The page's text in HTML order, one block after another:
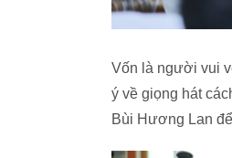
Vốn là người vui
ý về giọng hát
Bùi Hương Lan